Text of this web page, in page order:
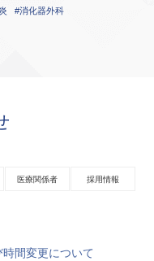
#消化器外科
医療関係者 採用情報
間変更について